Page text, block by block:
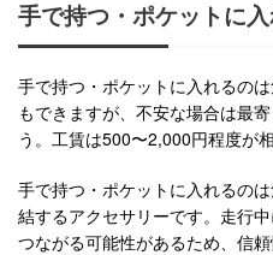
手で持つ・ポケットに
手で持つ・ポケットに入れるの
もできますが、不安な場合は最
う。工賃は500〜2,000円程度が相
手で持つ・ポケットに入れるの
結するアクセサリーです。走行
つながる可能性があるため、信